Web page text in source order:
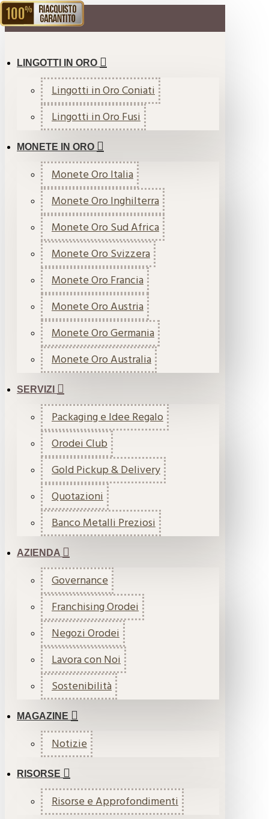
MENU
LINGOTTI IN ORO
Lingotti in Oro Coniati
Lingotti in Oro Fusi
MONETE IN ORO
Monete Oro Italia
Monete Oro Inghilterra
Monete Oro Sud Africa
Monete Oro Svizzera
Monete Oro Francia
Monete Oro Austria
Monete Oro Germania
Monete Oro Australia
SERVIZI
Packaging e Idee Regalo
Orodei Club
Gold Pickup & Delivery
Quotazioni
Banco Metalli Preziosi
AZIENDA
Governance
Franchising Orodei
Negozi Orodei
Lavora con Noi
Sostenibilità
MAGAZINE
Notizie
RISORSE
Risorse e Approfondimenti
RIACQUISTO GARANTITO